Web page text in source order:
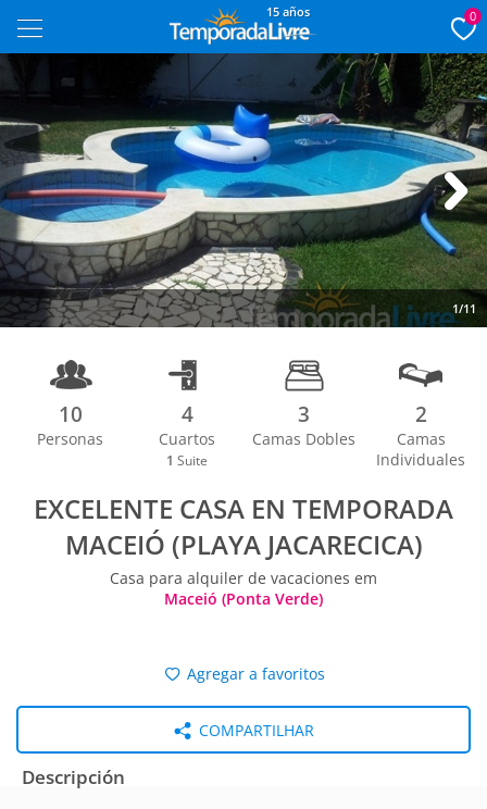
15 años 0
1/11
Next
10
Personas
4
Cuartos
1 Suite
3
Camas Dobles
2
Camas
Individuales
EXCELENTE CASA EN TEMPORADA
MACEIÓ (PLAYA JACARECICA)
Casa para alquiler de vacaciones em
Maceió (Ponta Verde)
Agregar a favoritos
COMPARTILHAR
Descripción